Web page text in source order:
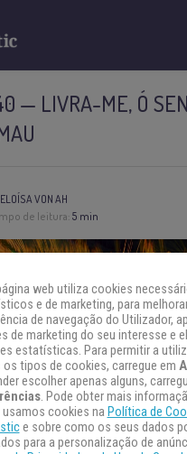
— LIVRA-ME, Ó
VON AH
de leitura: 5 min
web utiliza cookies
e de marketing, para
de navegação do Utilizador,
de marketing do seu interesse e
estatísticas. Para permitir a
tipos de cookies, carregue em
escolher apenas alguns,
. Pode obter mais
cookies na Política de
e sobre como os seus dados
para a personalização de